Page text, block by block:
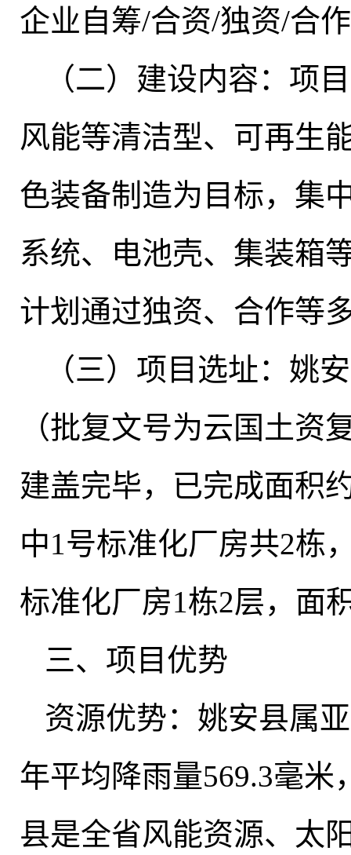
企业自筹/合资/独资/合
（二）建设内容：项
风能等清洁型、可再生
色装备制造为目标，集
系统、电池壳、集装箱
计划通过独资、合作等
（三）项目选址：姚
（批复文号为云国土资
建盖完毕， 已完成面积
中1号标准化厂房共2栋
标准化厂房1栋2层，面
三、项目优势
资源优势：姚安县属
年平均降雨量569.3毫米
县是全省风能资源、太